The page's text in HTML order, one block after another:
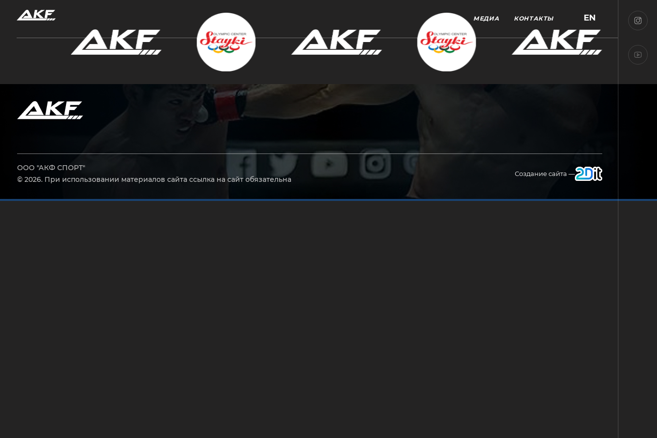
МЕДИА КОНТАКТЫ EN
ООО "АКФ СПОРТ"
© 2026. При использовании материалов сайта ссылка на сайт обязательна
Создание сайта —
Нажмите Enter для поиска или Esc, чтобы закрыть